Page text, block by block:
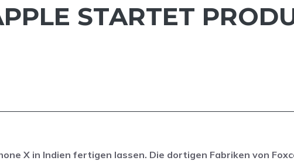
STARTET
X in Indien fertigen lassen. Die dortigen Fabriken von